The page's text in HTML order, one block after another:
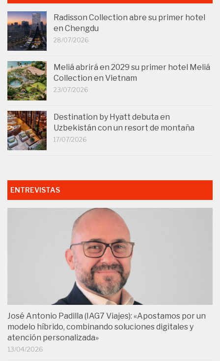
Radisson Collection abre su primer hotel
en Chengdu
28/07/2026
Meliá abrirá en 2029 su primer hotel Meliá
Collection en Vietnam
23/07/2026
Destination by Hyatt debuta en
Uzbekistán con un resort de montaña
17/07/2026
ENTREVISTAS
José Antonio Padilla (IAG7 Viajes): «Apostamos por un
modelo híbrido, combinando soluciones digitales y
atención personalizada»
13/04/2026